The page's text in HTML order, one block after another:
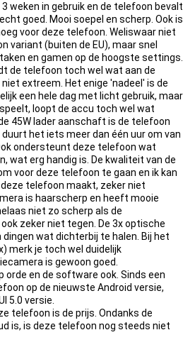
weken in gebruik en de telefoon bevalt
goed. Mooi soepel en scherp. Ook is
voor deze telefoon. Weliswaar niet
variant (buiten de EU), maar snel
en gamen op de hoogste settings.
de telefoon toch wel wat aan de
extreem. Het enige 'nadeel' is de
een hele dag met licht gebruik, maar
loopt de accu toch wel wat
45W lader aanschaft is de telefoon
het iets meer dan één uur om van
ondersteunt deze telefoon wat
wat erg handig is. De kwaliteit van de
voor deze telefoon te gaan en ik kan
telefoon maakt, zeker niet
is haarscherp en heeft mooie
niet zo scherp als de
zeker niet tegen. De 3x optische
wat dichterbij te halen. Bij het
merk je toch wel duidelijk
is gewoon goed.
orde en de software ook. Sinds een
op de nieuwste Android versie,
5.0 versie.
telefoon is de prijs. Ondanks de
is, is deze telefoon nog steeds niet